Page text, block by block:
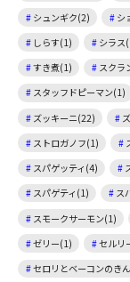
シュンギク(2)
シ
しらす(1)
シラス
すき煮(1)
スクラ
スタッフドピーマン(1)
ズッキーニ(22)
ストロガノフ(1)
スパゲッティ(4)
スパゲティ(1)
ス
スモークサーモン(1)
ゼリー(1)
セルリ
セロリとベーコンのき